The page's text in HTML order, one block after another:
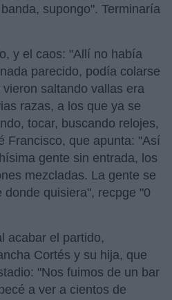
supongo". Terminaría
y el caos: "Allí no había
parecido, podía colarse
saltando vallas era
razas, a los que ya se
tocar, buscando relojes,
Francisco, que apunta: "Así
gente sin entrada, los
mezcladas. La gente se
quisiera", recpge "0
acabar el partido,
Cortés y su hija, que
"Nos fuimos de un bar
a ver a cientos de